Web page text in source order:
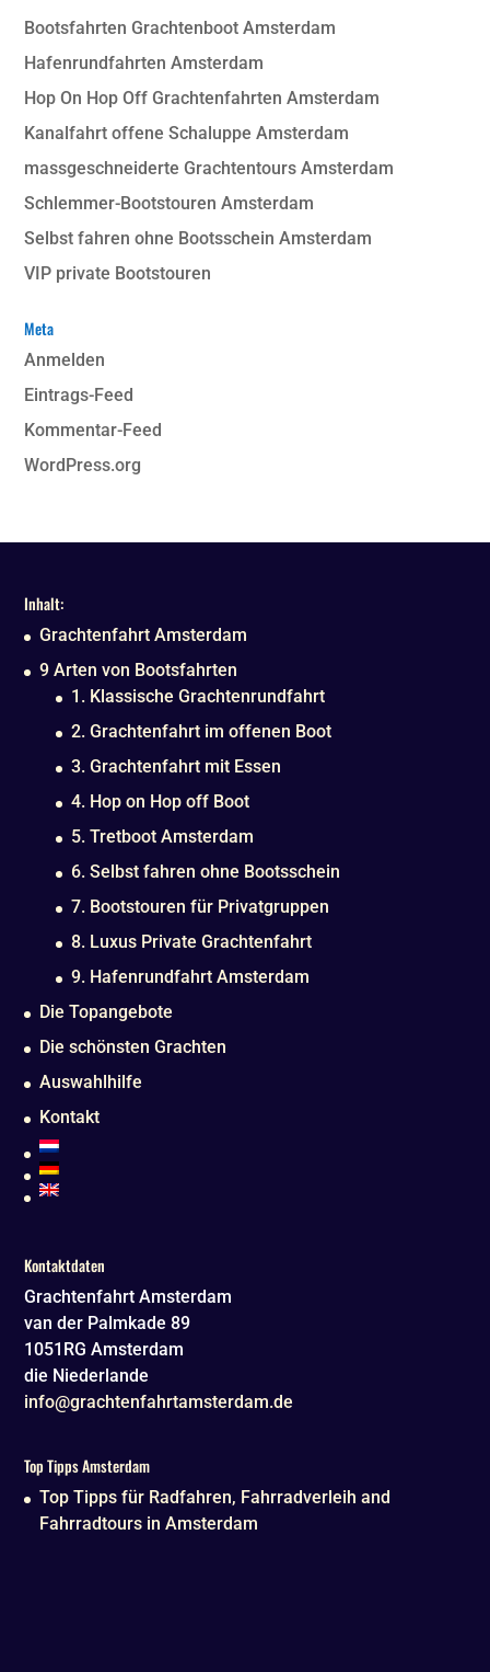
Bootsfahrten Grachtenboot Amsterdam
Hafenrundfahrten Amsterdam
Hop On Hop Off Grachtenfahrten Amsterdam
Kanalfahrt offene Schaluppe Amsterdam
massgeschneiderte Grachtentours Amsterdam
Schlemmer-Bootstouren Amsterdam
Selbst fahren ohne Bootsschein Amsterdam
VIP private Bootstouren
Meta
Anmelden
Eintrags-Feed
Kommentar-Feed
WordPress.org
Inhalt:
Grachtenfahrt Amsterdam
9 Arten von Bootsfahrten
1. Klassische Grachtenrundfahrt
2. Grachtenfahrt im offenen Boot
3. Grachtenfahrt mit Essen
4. Hop on Hop off Boot
5. Tretboot Amsterdam
6. Selbst fahren ohne Bootsschein
7. Bootstouren für Privatgruppen
8. Luxus Private Grachtenfahrt
9. Hafenrundfahrt Amsterdam
Die Topangebote
Die schönsten Grachten
Auswahlhilfe
Kontakt
Kontaktdaten
Grachtenfahrt Amsterdam
van der Palmkade 89
1051RG Amsterdam
die Niederlande
info@grachtenfahrtamsterdam.de
Top Tipps Amsterdam
Top Tipps für Radfahren, Fahrradverleih and
Fahrradtours in Amsterdam